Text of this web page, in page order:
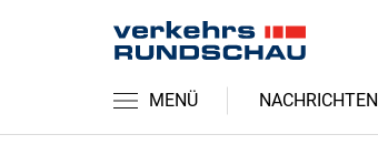
MENÜ NACHRICHTEN